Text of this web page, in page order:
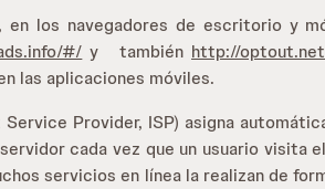
los navegadores de escritorio y
#/ y también http://
las aplicaciones móviles.
Provider, ISP) asigna
cada vez que un usuario visita
servicios en línea la realizan de